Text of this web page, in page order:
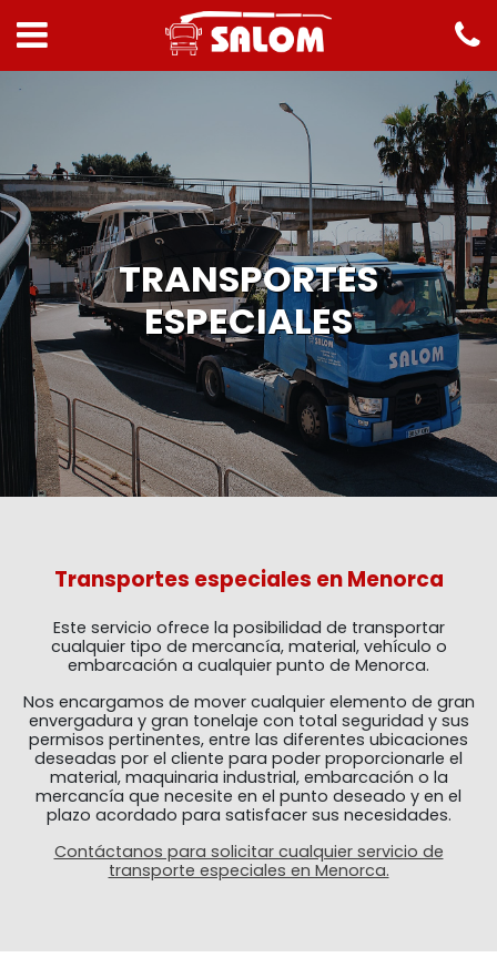
TRANSPORTES
ESPECIALES
Transportes especiales en Menorca
Este servicio ofrece la posibilidad de transportar
cualquier tipo de mercancía, material, vehículo o
embarcación a cualquier punto de Menorca.
Nos encargamos de mover cualquier elemento de gran
envergadura y gran tonelaje con total seguridad y sus
permisos pertinentes, entre las diferentes ubicaciones
deseadas por el cliente para poder proporcionarle el
material, maquinaria industrial, embarcación o la
mercancía que necesite en el punto deseado y en el
plazo acordado para satisfacer sus necesidades.
Contáctanos para solicitar cualquier servicio de
transporte especiales en Menorca.